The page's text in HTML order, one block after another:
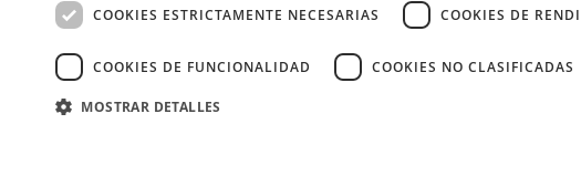
COOKIES ESTRICTAMENTE NECESARIAS COOKIES DE
COOKIES DE FUNCIONALIDAD COOKIES NO CLASIFICADAS
MOSTRAR DETALLES